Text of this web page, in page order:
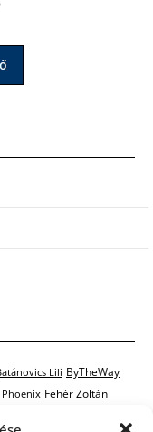
Lili ByTheWay
Phoenix Fehér Zoltán